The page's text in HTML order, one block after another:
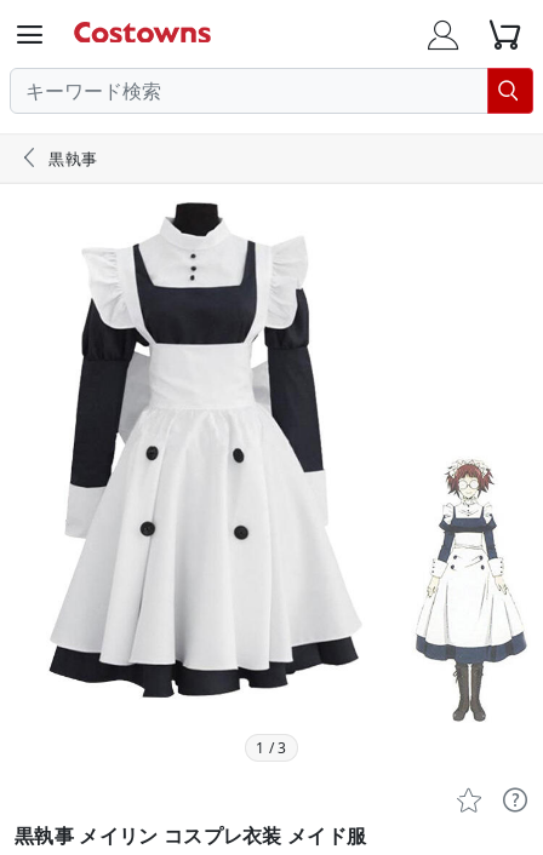
  

 黒執事
1 /3
 
黒執事 メイリン コスプレ衣装 メイド服